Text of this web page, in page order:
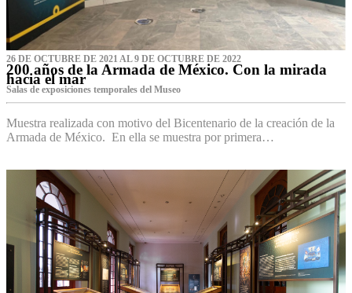
26 DE OCTUBRE DE 2021 AL 9 DE OCTUBRE DE 2022
200 años de la Armada de México. Con la mirada
hacia el mar
Salas de exposiciones temporales del Museo‌
Muestra realizada con motivo del Bicentenario de la creación de la
Armada de México. En ella se muestra por primera…